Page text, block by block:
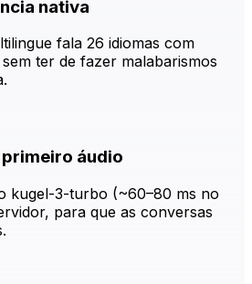
nativa
fala 26 idiomas com
ter de fazer malabarismos
áudio
kugel-3-turbo (~60–80 ms no
para que as conversas